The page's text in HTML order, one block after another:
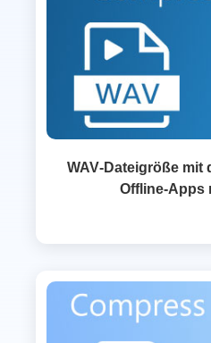
WAV‑Dateigröße mit
Offline-Apps